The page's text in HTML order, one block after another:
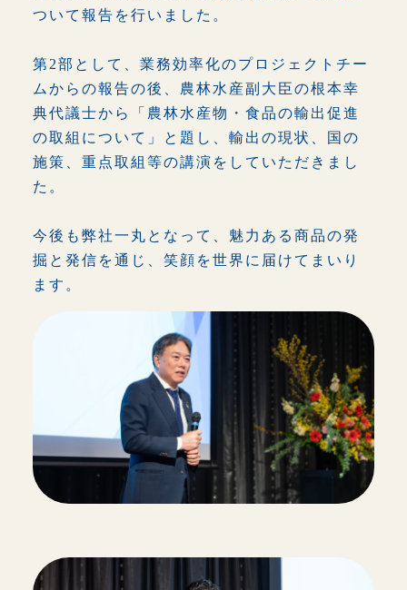
PB商品
企業情報
採用情報
ついて報告を行いました。
第2部として、業務効率化のプロジェクトチー
ムからの報告の後、農林水産副大臣の根本幸
典代議士から「農林水産物・食品の輸出促進
の取組について」と題し、輸出の現状、国の
施策、重点取組等の講演をしていただきまし
た。
今後も弊社一丸となって、魅力ある商品の発
掘と発信を通じ、笑顔を世界に届けてまいり
ます。